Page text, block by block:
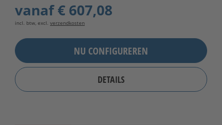
vanaf€ 607,08
incl. btw, excl. verzendkosten
NU CONFIGUREREN
DETAILS